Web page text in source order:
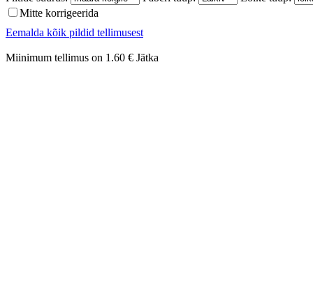
Mitte korrigeerida
Eemalda kõik pildid tellimusest
Miinimum tellimus on 1.60 € Jätka